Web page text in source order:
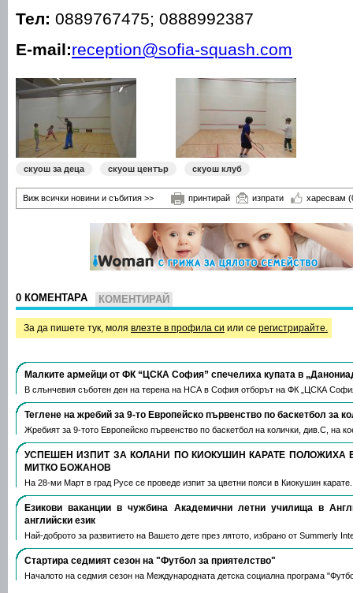
Тел: 0889767475; 0888992387
Е-mail:reception@sofia-squash.com
скуош за деца скуош център скуош клуб
Виж всички новини и събития >> принтирай изпрати харесвам
0 КОМЕНТАРА КОМЕНТИРАЙ
За да пишете тук, моля влезте в профила си или се регистрирайте.
Малките армейци от ФК “ЦСКА София” спечелиха купата в
В слънчевия съботен ден на терена на НСА в София отборът на ФК „ЦСКА
Теглене на жребий за 9-то Европейско първенство по баскетбол за
Жребият за 9-тото Европейско първенство по баскетбол на колички, див.С, на
УСПЕШЕН ИЗПИТ ЗА КОЛАНИ ПО КИОКУШИН КАРАТЕ ПОЛОЖИХА
МИТКО БОЖАНОВ
На 28-ми Март в град Русе се проведе изпит за цветни пояси в Киокушин
Езикови ваканции​ в чужбина Академични летни училища в
английски език
Най-доброто за развитието на Вашето дете през лятото, избрано от Summerly
Стартира седмият сезон на "Футбол за приятелство"
Началото на седмия сезон на Международната детска социална програма